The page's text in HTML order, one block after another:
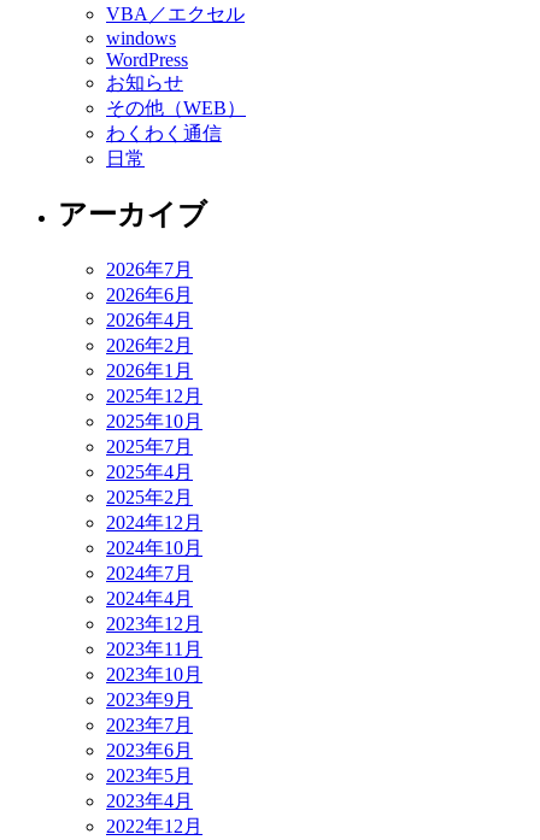
VBA／エクセル
windows
WordPress
お知らせ
その他（WEB）
わくわく通信
日常
アーカイブ
2026年7月
2026年6月
2026年4月
2026年2月
2026年1月
2025年12月
2025年10月
2025年7月
2025年4月
2025年2月
2024年12月
2024年10月
2024年7月
2024年4月
2023年12月
2023年11月
2023年10月
2023年9月
2023年7月
2023年6月
2023年5月
2023年4月
2022年12月